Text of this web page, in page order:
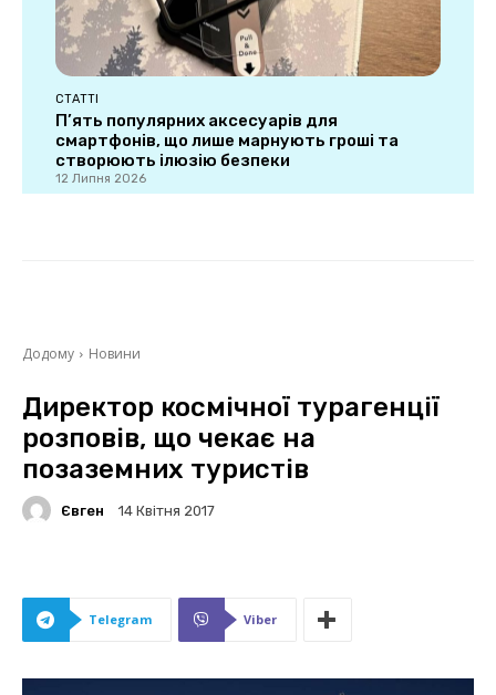
СТАТТІ
П’ять популярних аксесуарів для
смартфонів, що лише марнують гроші та
створюють ілюзію безпеки
12 Липня 2026